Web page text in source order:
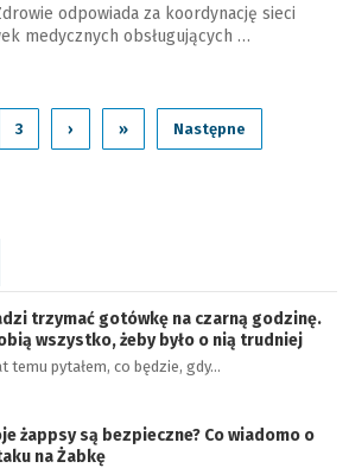
odpowiada za koordynację sieci
medycznych obsługujących …
3 › » Następne
trzymać gotówkę na czarną godzinę.
wszystko, żeby było o nią trudniej
temu pytałem, co będzie, gdy…
żappsy są bezpieczne? Co wiadomo o
na Żabkę